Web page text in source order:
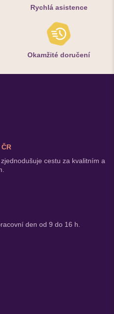
Rychlá asistence
Okamžité doručení
cestu za kvalitním a
den od 9 do 16 h.